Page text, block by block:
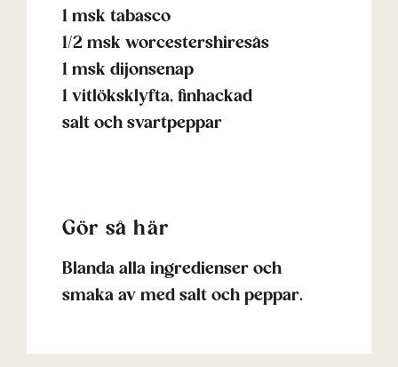
1 msk tabasco
1/2 msk worcestershiresås
1 msk dijonsenap
1 vitlöksklyfta, finhackad
salt och svartpeppar
Gör så här
Blanda alla ingredienser och
smaka av med salt och peppar.